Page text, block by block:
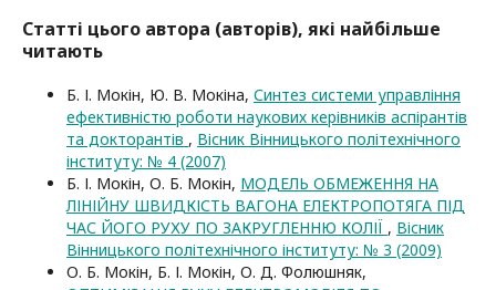
Статті цього автора (авторів), які найбільше
читають
Б. І. Мокін, Ю. В. Мокіна, Синтез системи управління
ефективністю роботи наукових керівників аспірантів
та докторантів , Вісник Вінницького політехнічного
інституту: № 4 (2007)
Б. І. Мокін, О. Б. Мокін, МОДЕЛЬ ОБМЕЖЕННЯ НА
ЛІНІЙНУ ШВИДКІСТЬ ВАГОНА ЕЛЕКТРОПОТЯГА ПІД
ЧАС ЙОГО РУХУ ПО ЗАКРУГЛЕННЮ КОЛІЇ , Вісник
Вінницького політехнічного інституту: № 3 (2009)
О. Б. Мокін, Б. І. Мокін, О. Д. Фолюшняк,